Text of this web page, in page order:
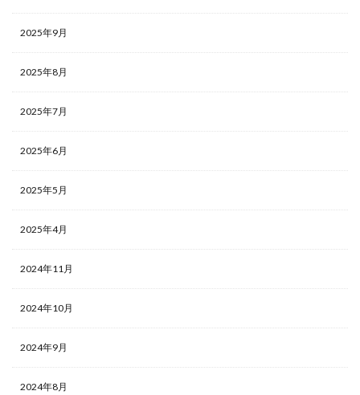
2025年9月
2025年8月
2025年7月
2025年6月
2025年5月
2025年4月
2024年11月
2024年10月
2024年9月
2024年8月